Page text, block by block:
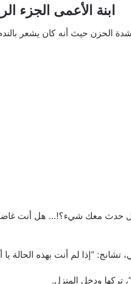
ابنة الأعمى الجزء
الحزن حيث أنه كان يشعر
هل حدث معك شيء؟!… هل أنت
تشانج: “إذا لم أنت بهذه الحالة يا
تركها ودخل المنزل.